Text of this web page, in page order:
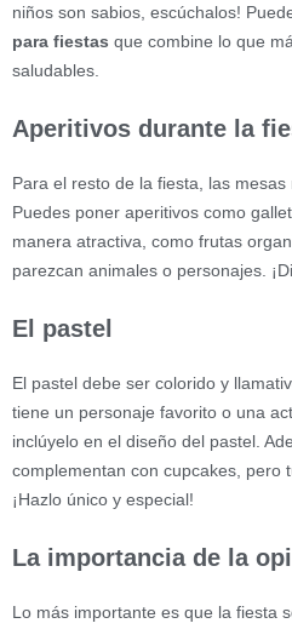
niños son sabios, escúchalos!
para fiestas que combine lo que
saludables.
Aperitivos durante la
Para el resto de la fiesta, las
Puedes poner aperitivos como
manera atractiva, como frutas
parezcan animales o personajes.
El pastel
El pastel debe ser colorido y
tiene un personaje favorito o una
inclúyelo en el diseño del pastel.
complementan con cupcakes, pero
¡Hazlo único y especial!
La importancia de la
Lo más importante es que la fiesta